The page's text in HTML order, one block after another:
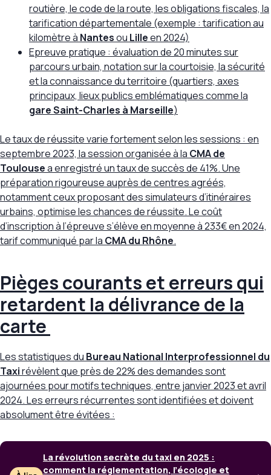
routière, le code de la route, les obligations fiscales, la
tarification départementale (exemple : tarification au
kilomètre à Nantesou Lilleen 2024)
Epreuve pratique : évaluation de 20 minutes sur
parcours urbain, notation sur la courtoisie, la sécurité
et la connaissance du territoire (quartiers, axes
principaux, lieux publics emblématiques comme la
gare Saint-Charles à Marseille)
Le taux de réussite varie fortement selon les sessions : en
septembre 2023, la session organisée à la CMA de
Toulousea enregistré un taux de succès de 41%. Une
préparation rigoureuse auprès de centres agréés,
notamment ceux proposant des simulateurs d’itinéraires
urbains, optimise les chances de réussite. Le coût
d’inscription à l’épreuve s’élève en moyenne à233€en 2024,
tarif communiqué par la CMA du Rhône.
Pièges courants et erreurs qui
retardent la délivrance de la
carte
Les statistiques du Bureau National Interprofessionnel du
Taxirévèlent que près de 22% des demandessont
ajournées pour motifs techniques, entre janvier 2023 et avril
2024. Les erreurs récurrentes sont identifiées et doivent
absolument être évitées :
La révolution secrète du taxi en 2025 :
comment la réglementation, l’écologie et